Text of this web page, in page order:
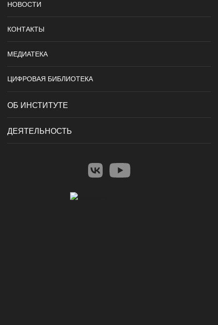
НОВОСТИ
КОНТАКТЫ
МЕДИАТЕКА
ЦИФРОВАЯ БИБЛИОТЕКА
ОБ ИНСТИТУТЕ
ДЕЯТЕЛЬНОСТЬ